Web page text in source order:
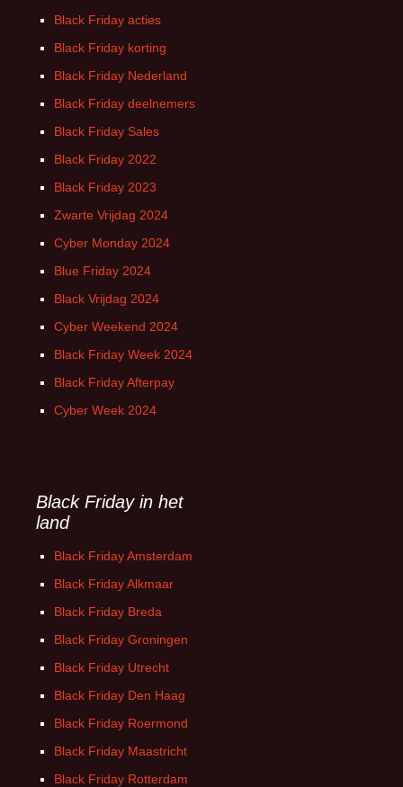
Black Friday acties
Black Friday korting
Black Friday Nederland
Black Friday deelnemers
Black Friday Sales
Black Friday 2022
Black Friday 2023
Zwarte Vrijdag 2024
Cyber Monday 2024
Blue Friday 2024
Black Vrijdag 2024
Cyber Weekend 2024
Black Friday Week 2024
Black Friday Afterpay
Cyber Week 2024
Black Friday in het
land
Black Friday Amsterdam
Black Friday Alkmaar
Black Friday Breda
Black Friday Groningen
Black Friday Utrecht
Black Friday Den Haag
Black Friday Roermond
Black Friday Maastricht
Black Friday Rotterdam